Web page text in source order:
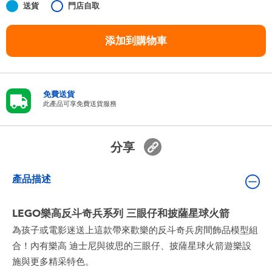
任天堂 Switch
送貨 門店自取
添加到購物車
免費送貨
此產品可享免費送貨服務
分享
產品描述
LEGO樂高反斗奇兵系列 三眼仔和披薩星球火箭
為孩子或電影迷送上這款帶來歡樂的反斗奇兵房間飾品模型組
合！內有樂高 迪士尼與彼思的三眼仔、披薩星球火箭遊樂設
施與更多精采特色。